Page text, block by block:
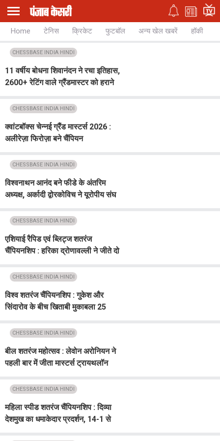
Home टेनिस क्रिकेट फुटबॉल अन्य खेल खबरें हॉकी
CHESSBASE INDIA HINDI
11 वर्षीय बोधना शिवानंदन ने रचा इतिहास,
2600+ रेटिंग वाले ग्रैंडमास्टर को हराने
बनींCHESSBASE INDIA HINDI
क्वांटबॉक्स चेन्नई ग्रैंड मास्टर्स 2026 :
अलीरेज़ा फिरोज़ा बने चैंपियन
CHESSBASE INDIA HINDI
विश्वनाथन आनंद बने फीडे के अंतरिम
अध्यक्ष, अर्कादी द्वोरकोविच ने यूरोपीय संघ
CHESSBASE INDIA HINDI
एशियाई रैपिड एवं ब्लिट्ज शतरंज
चैंपियनशिप : हरिका द्रोणावल्ली ने जीते दो
CHESSBASE INDIA HINDI
विश्व शतरंज चैंपियनशिप : गुकेश और
सिंदारोव के बीच खिताबी मुकाबला 25
CHESSBASE INDIA HINDI
बील शतरंज महोत्सव : लेवोन अरोनियन ने
पहली बार में जीता मास्टर्स ट्रायथलॉन
CHESSBASE INDIA HINDI
महिला स्पीड शतरंज चैंपियनशिप : दिव्या
देशमुख का धमाकेदार प्रदर्शन, 14-1 से